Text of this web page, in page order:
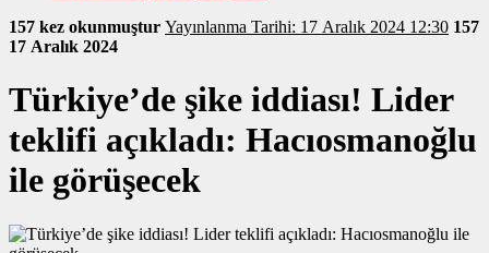
157 kez okunmuştur
Yayınlanma Tarihi: 17 Aralık 2024 12:30 157
17 Aralık 2024
Türkiye’de şike iddiası! Lider
teklifi açıkladı: Hacıosmanoğlu
ile görüşecek